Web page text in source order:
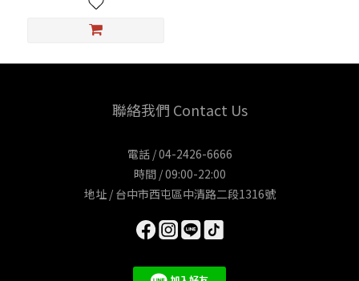
聯絡我們 Contact Us
電話 / 04-2426-6666
時間 / 09:00-22:00
地址 / 台中市西屯區中清路二段1316號